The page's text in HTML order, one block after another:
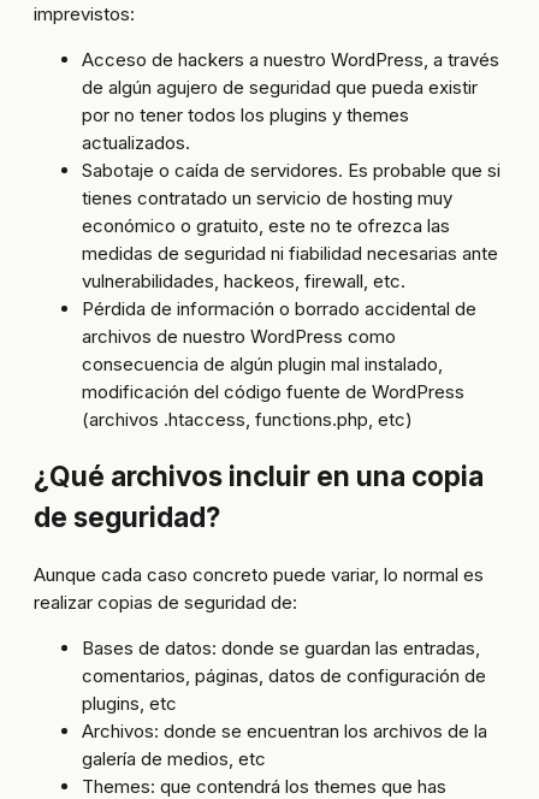
imprevistos:
Acceso de hackers a nuestro WordPress, a través
de algún agujero de seguridad que pueda existir
por no tener todos los plugins y themes
actualizados.
Sabotaje o caída de servidores. Es probable que si
tienes contratado un servicio de hosting muy
económico o gratuito, este no te ofrezca las
medidas de seguridad ni fiabilidad necesarias ante
vulnerabilidades, hackeos, firewall, etc.
Pérdida de información o borrado accidental de
archivos de nuestro WordPress como
consecuencia de algún plugin mal instalado,
modificación del código fuente de WordPress
(archivos .htaccess, functions.php, etc)
¿Qué archivos incluir en una copia
de seguridad?
Aunque cada caso concreto puede variar, lo normal es
realizar copias de seguridad de:
Bases de datos: donde se guardan las entradas,
comentarios, páginas, datos de configuración de
plugins, etc
Archivos: donde se encuentran los archivos de la
galería de medios, etc
Themes: que contendrá los themes que has